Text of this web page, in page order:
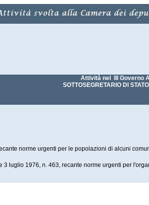
Attività nel III Governo
SOTTOSEGRETARIO DI
norme urgenti per le popolazioni di alcuni
luglio 1976, n. 463, recante norme urgenti per